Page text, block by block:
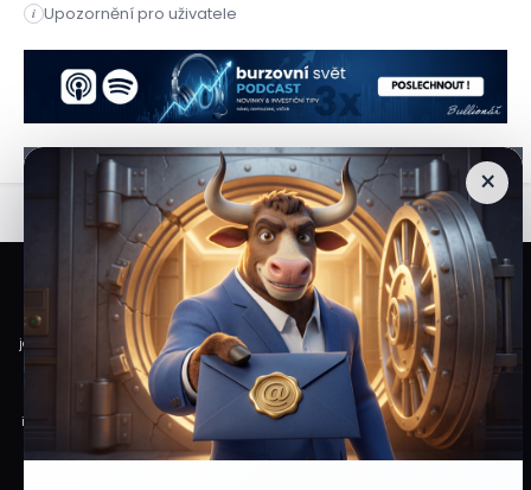
i Upozornění pro uživatele
Poskytovatel kapitálu Main Street Capital nabízí
×
Veškeré informace a materiály zveřejněné na internetových stránkách
Burzovního Světa vycházejí z veřejně dostupných a důvěryhodných zdrojů. Při
jejich zpracování je postupováno s odbornou péčí a cílem poskytovat čtenářům
objektivní, aktuální a srozumitelné informace. Obsah internetových stránek
slouží výhradně k informačním a vzdělávacím účelům. Nepředstavuje
individuální investiční doporučení, investiční poradenství ani nabídku či výzvu
ke koupi nebo prodeji konkrétních finančních nástrojů. Veškeré názory, odhady,